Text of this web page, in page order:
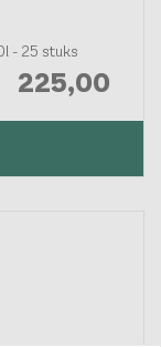
- 25 stuks
225,00